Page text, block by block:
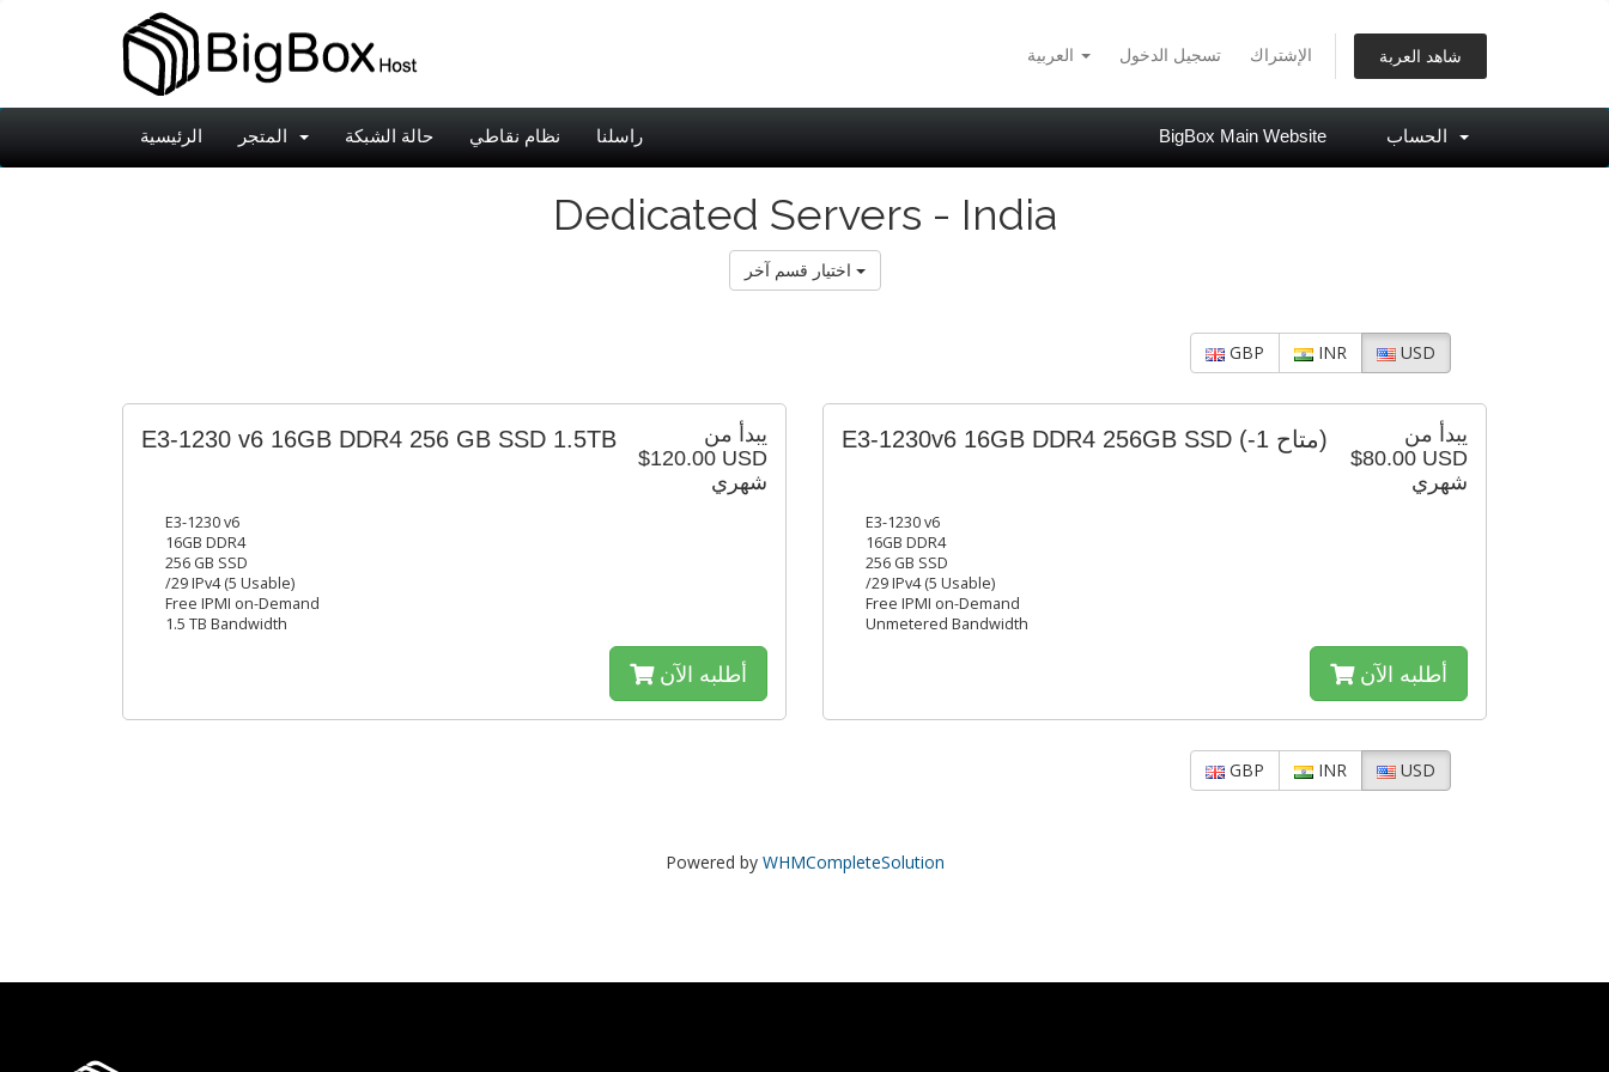
تسجيل الدخول الإشتراك شاهد العربة
الرئيسية حالة الشبكة نظام نقاطي راسلنا BigBox Main Website
Dedicated Servers - India
GBP INR USD
يبدأ من
$120.00 USD
شهري
E3-1230 v6 16GB DDR4 256 GB SSD 1.5TB
E3-1230 v6
16GB DDR4
256 GB SSD
/29 IPv4 (5 Usable)
Free IPMI on-Demand
1.5 TB Bandwidth
أطلبه الآن
يبدأ من
$80.00 USD
شهري
E3-1230v6 16GB DDR4 256GB SSD (-1 متاح)
E3-1230 v6
16GB DDR4
256 GB SSD
/29 IPv4 (5 Usable)
Free IPMI on-Demand
Unmetered Bandwidth
أطلبه الآن
GBP INR USD
Powered by WHMCompleteSolution